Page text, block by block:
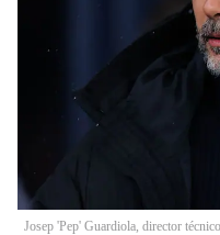
Josep 'Pep' Guardiola, director